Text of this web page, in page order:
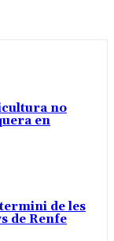
no
en
de les
de Renfe